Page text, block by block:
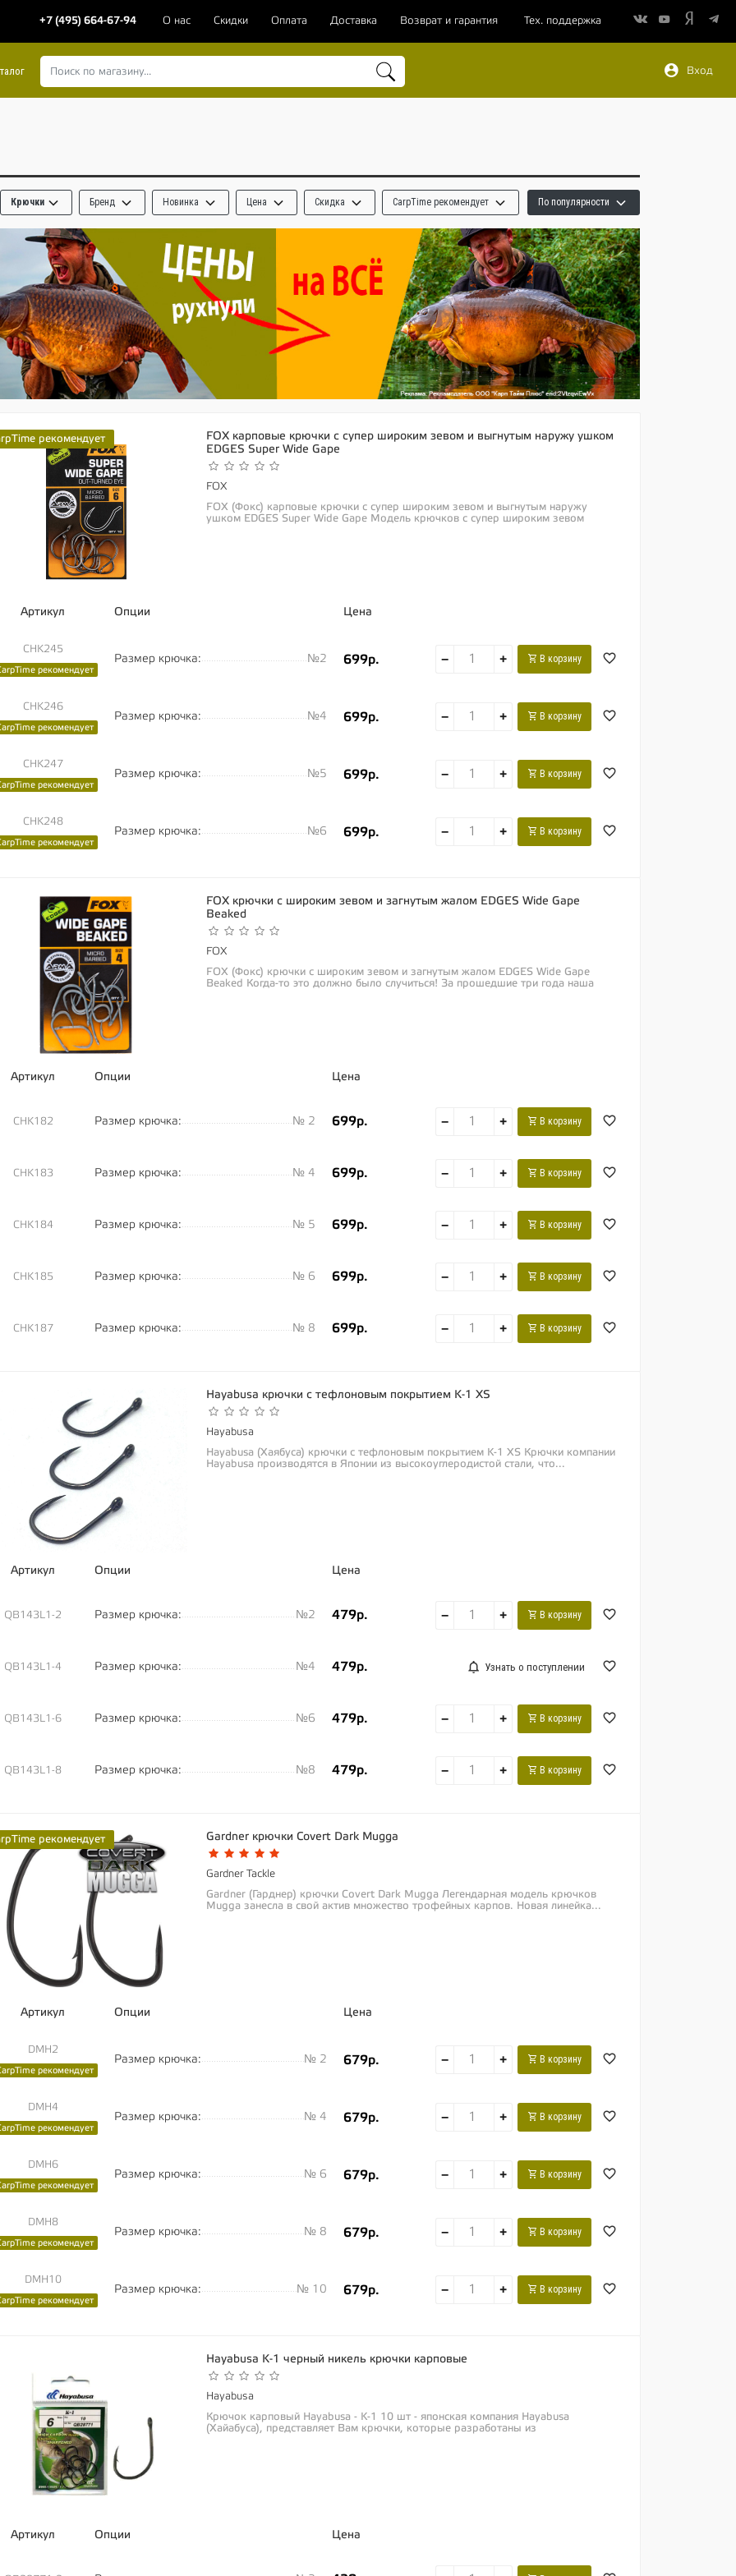
+7 (495) 664-67-94 О нас Скидки Оплата Доставка Возврат и гарантия Тех. поддержка
Вход
Крючки Бренд Новинка Цена Скидка CarpTime рекомендует По популярности
рекомендует
FOX карповые крючки с супер широким зевом и выгнутым наружу ушком
EDGES Super Wide Gape
FOX
FOX (Фокс) карповые крючки с супер широким зевом и выгнутым наружу
ушком EDGES Super Wide Gape Модель крючков с супер широким зевом
Артикул Опции Цена
CHK245
рекомендует
Размер крючка: №2 699р. − + В корзину
CHK246
рекомендует
Размер крючка: №4 699р. − + В корзину
CHK247
рекомендует
Размер крючка: №5 699р. − + В корзину
CHK248
рекомендует
Размер крючка: №6 699р. − + В корзину
FOX крючки с широким зевом и загнутым жалом EDGES Wide Gape
Beaked
FOX
FOX (Фокс) крючки с широким зевом и загнутым жалом EDGES Wide Gape
Beaked Когда-то это должно было случиться! За прошедшие три года наша
Артикул Опции Цена
CHK182 Размер крючка: № 2 699р. − + В корзину
CHK183 Размер крючка: № 4 699р. − + В корзину
CHK184 Размер крючка: № 5 699р. − + В корзину
CHK185 Размер крючка: № 6 699р. − + В корзину
CHK187 Размер крючка: № 8 699р. − + В корзину
Hayabusa крючки с тефлоновым покрытием K-1 XS
Hayabusa
Hayabusa (Хаябуса) крючки с тефлоновым покрытием K-1 XS Крючки компании
Hayabusa производятся в Японии из высокоуглеродистой стали, что...
Артикул Опции Цена
QB143L1-2 Размер крючка: №2 479р. − + В корзину
QB143L1-4 Размер крючка: №4 479р. Узнать о поступлении
QB143L1-6 Размер крючка: №6 479р. − + В корзину
QB143L1-8 Размер крючка: №8 479р. − + В корзину
рекомендует Gardner крючки Covert Dark Mugga
Gardner Tackle
Gardner (Гарднер) крючки Covert Dark Mugga Легендарная модель крючков
Mugga занесла в свой актив множество трофейных карпов. Новая линейка...
Артикул Опции Цена
DMH2
рекомендует
Размер крючка: № 2 679р. − + В корзину
DMH4
рекомендует
Размер крючка: № 4 679р. − + В корзину
DMH6
рекомендует
Размер крючка: № 6 679р. − + В корзину
DMH8
рекомендует
Размер крючка: № 8 679р. − + В корзину
DMH10
рекомендует
Размер крючка: № 10 679р. − + В корзину
Hayabusa K-1 черный никель крючки карповые
Hayabusa
Крючок карповый Hayabusa - K-1 10 шт - японская компания Hayabusa
(Хайабуса), представляет Вам крючки, которые разработаны из
Артикул Опции Цена